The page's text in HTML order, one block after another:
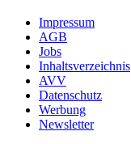
Impressum
AGB
Jobs
Inhaltsverzeichnis
AVV
Datenschutz
Werbung
Newsletter